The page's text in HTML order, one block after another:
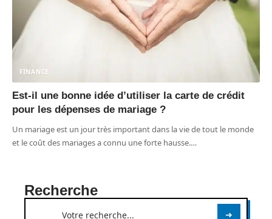
FINANCE
Est-il une bonne idée d’utiliser la carte de crédit
pour les dépenses de mariage ?
Un mariage est un jour très important dans la vie de tout le monde
et le coût des mariages a connu une forte hausse.…
Recherche